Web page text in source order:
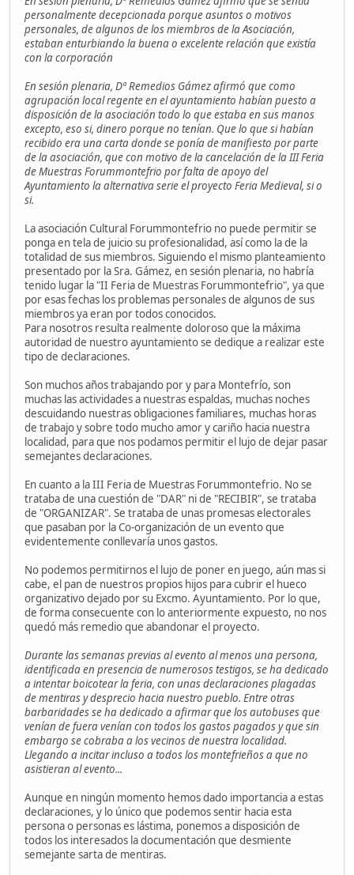
personalmente decepcionada porque asuntos o motivos
personales, de algunos de los miembros de la Asociación,
estaban enturbiando la buena o excelente relación que existía
con la corporación
En sesión plenaria, Dª Remedios Gámez afirmó que como
agrupación local regente en el ayuntamiento habían puesto a
disposición de la asociación todo lo que estaba en sus manos
excepto, eso si, dinero porque no tenían. Que lo que si habían
recibido era una carta donde se ponía de manifiesto por parte
de la asociación, que con motivo de la cancelación de la III Feria
de Muestras Forummontefrio por falta de apoyo del
Ayuntamiento la alternativa serie el proyecto Feria Medieval, si o
si.
La asociación Cultural Forummontefrio no puede permitir se
ponga en tela de juicio su profesionalidad, así como la de la
totalidad de sus miembros. Siguiendo el mismo planteamiento
presentado por la Sra. Gámez, en sesión plenaria, no habría
tenido lugar la "II Feria de Muestras Forummontefrio", ya que
por esas fechas los problemas personales de algunos de sus
miembros ya eran por todos conocidos.
Para nosotros resulta realmente doloroso que la máxima
autoridad de nuestro ayuntamiento se dedique a realizar este
tipo de declaraciones.
Son muchos años trabajando por y para Montefrío, son
muchas las actividades a nuestras espaldas, muchas noches
descuidando nuestras obligaciones familiares, muchas horas
de trabajo y sobre todo mucho amor y cariño hacia nuestra
localidad, para que nos podamos permitir el lujo de dejar pasar
semejantes declaraciones.
En cuanto a la III Feria de Muestras Forummontefrio. No se
trataba de una cuestión de "DAR" ni de "RECIBIR", se trataba
de "ORGANIZAR". Se trataba de unas promesas electorales
que pasaban por la Co-organización de un evento que
evidentemente conllevaría unos gastos.
No podemos permitirnos el lujo de poner en juego, aún mas si
cabe, el pan de nuestros propios hijos para cubrir el hueco
organizativo dejado por su Excmo. Ayuntamiento. Por lo que,
de forma consecuente con lo anteriormente expuesto, no nos
quedó más remedio que abandonar el proyecto.
Durante las semanas previas al evento al menos una persona,
identificada en presencia de numerosos testigos, se ha dedicado
a intentar boicotear la feria, con unas declaraciones plagadas
de mentiras y desprecio hacia nuestro pueblo. Entre otras
barbaridades se ha dedicado a afirmar que los autobuses que
venían de fuera venían con todos los gastos pagados y que sin
embargo se cobraba a los vecinos de nuestra localidad.
Llegando a incitar incluso a todos los montefrieños a que no
asistieran al evento...
Aunque en ningún momento hemos dado importancia a estas
declaraciones, y lo único que podemos sentir hacia esta
persona o personas es lástima, ponemos a disposición de
todos los interesados la documentación que desmiente
semejante sarta de mentiras.